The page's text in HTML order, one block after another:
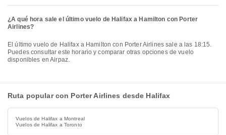
¿A qué hora sale el último vuelo de Halifax a Hamilton con Porter
Airlines?
El último vuelo de Halifax a Hamilton con Porter Airlines sale a las 18:15.
Puedes consultar este horario y comparar otras opciones de vuelo
disponibles en Airpaz.
Ruta popular con Porter Airlines desde Halifax
Vuelos de Halifax a Montreal
Vuelos de Halifax a Toronto